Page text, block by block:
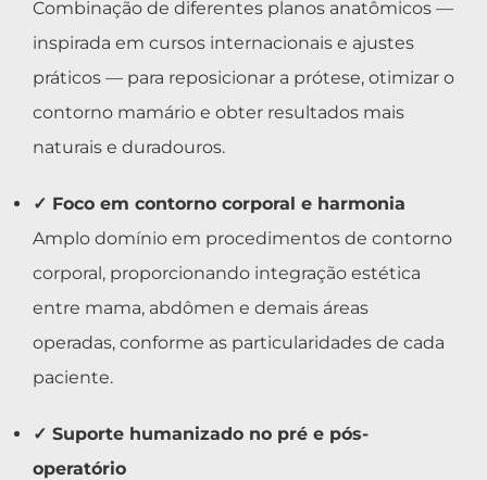
Combinação de diferentes planos anatômicos —
inspirada em cursos internacionais e ajustes
práticos — para reposicionar a prótese, otimizar o
contorno mamário e obter resultados mais
naturais e duradouros.
✓ Foco em contorno corporal e harmonia
Amplo domínio em procedimentos de contorno
corporal, proporcionando integração estética
entre mama, abdômen e demais áreas
operadas, conforme as particularidades de cada
paciente.
✓ Suporte humanizado no pré e pós-
operatório